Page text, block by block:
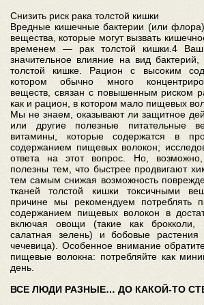
Снизить риск рака толстой кишки
Вредные кишечные бактерии (или
вещества, которые могут вызвать
временем — рак толстой кишки.4 Ваш
значительное влияние на вид
толстой кишке. Рацион с высоким
котором обычно много
веществ, связан с повышенным риском
как и рацион, в котором мало пищевых
Мы не знаем, оказывают ли защитное
или другие полезные питательные
витамины, которые содержатся в
содержанием пищевых волокон;
ответа на этот вопрос. Но,
полезны тем, что быстрее продвигают
тем самым снижая возможность
тканей толстой кишки токсичными
причине мы рекомендуем потреблять
содержанием пищевых волокон в
включая овощи (такие как брокколи,
салатная зелень) и бобовые
чечевица). Особенное внимание
пищевые волокна: потребляйте как
день.
ВСЕ ЛЮДИ РАЗНЫЕ… ДО КАКОЙ-ТО